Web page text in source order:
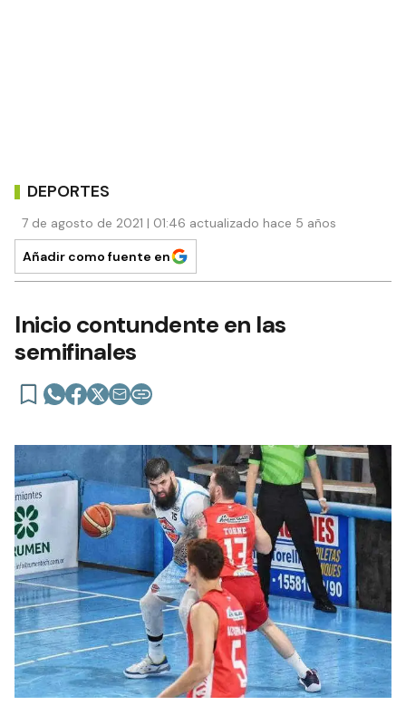
DEPORTES
7 de agosto de 2021 | 01:46 actualizado hace 5 años
Añadir como fuente en
Inicio contundente en las
semifinales